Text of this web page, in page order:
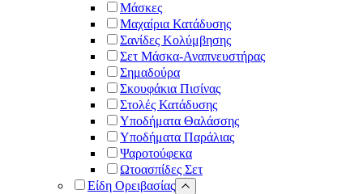
Μάσκες
Μαχαίρια Κατάδυσης
Σανίδες Κολύμβησης
Σετ Μάσκα-Αναπνευστήρας
Σημαδούρα
Σκουφάκια Πισίνας
Στολές Κατάδυσης
Υποδήματα Θαλάσσης
Υποδήματα Παράλιας
Ψαροτούφεκα
Ωτοασπίδες Σετ
Είδη Ορειβασίας